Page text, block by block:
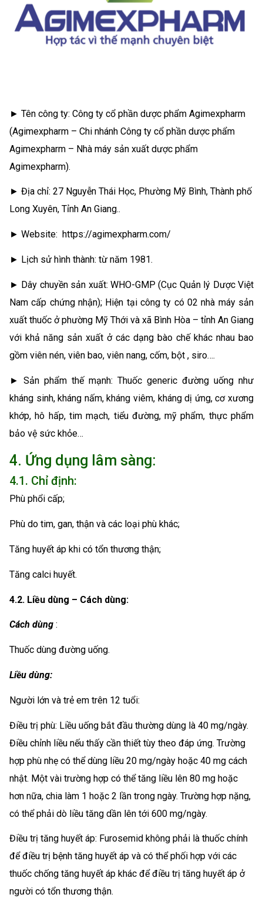
► Tên công ty: Công ty cổ phần dược phẩm Agimexpharm
(Agimexpharm – Chi nhánh Công ty cổ phần dược phẩm
Agimexpharm – Nhà máy sản xuất dược phẩm
Agimexpharm).
► Địa chỉ: 27 Nguyễn Thái Học, Phường Mỹ Bình, Thành phố
Long Xuyên, Tỉnh An Giang..
► Website: https://agimexpharm.com/
► Lịch sử hình thành: từ năm 1981.
► Dây chuyền sản xuất: WHO-GMP (Cục Quản lý Dược Việt
Nam cấp chứng nhận); Hiện tại công ty có 02 nhà máy sản
xuất thuốc ở phường Mỹ Thới và xã Bình Hòa – tỉnh An Giang
với khả năng sản xuất ở các dạng bào chế khác nhau bao
gồm viên nén, viên bao, viên nang, cốm, bột , siro….
► Sản phẩm thế mạnh: Thuốc generic đường uống như
kháng sinh, kháng nấm, kháng viêm, kháng dị ứng, cơ xương
khớp, hô hấp, tim mạch, tiểu đường, mỹ phẩm, thực phẩm
bảo vệ sức khỏe…
4. Ứng dụng lâm sàng:
4.1. Chỉ định:
Phù phổi cấp;
Phù do tim, gan, thận và các loại phù khác;
Tăng huyết áp khi có tổn thương thận;
Tăng calci huyết.
4.2. Liều dùng – Cách dùng:
Cách dùng :
Thuốc dùng đường uống.
Liều dùng:
Người lớn và trẻ em trên 12 tuổi:
Điều trị phù: Liều uống bắt đầu thường dùng là 40 mg/ngày.
Điều chỉnh liều nếu thấy cần thiết tùy theo đáp ứng. Trường
hợp phù nhẹ có thể dùng liều 20 mg/ngày hoặc 40 mg cách
nhật. Một vài trường hợp có thể tăng liều lên 80 mg hoặc
hơn nữa, chia làm 1 hoặc 2 lần trong ngày. Trường hợp nặng,
có thể phải dò liều tăng dần lên tới 600 mg/ngày.
Điều trị tăng huyết áp: Furosemid không phải là thuốc chính
để điều trị bệnh tăng huyết áp và có thể phối hợp với các
thuốc chống tăng huyết áp khác để điều trị tăng huyết áp ở
người có tổn thương thận.